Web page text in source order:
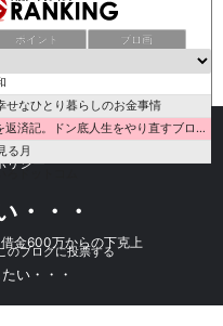
お問い合わせ
サイトマップ
リシー
・・・
金600万からの下克上
い・・・
ポイント ブロ画
んと日記
ょう！!
せなひとり暮らしのお金事情
済記。ドン底人生をやり直すブログ。
る月
ろドットコム
の脱却(´･ω･`)
員の昼食代節約記
のブログに投票する